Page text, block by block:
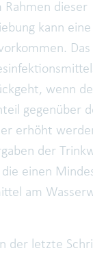
Rahmen dieser
kann
wenn
gegenüber
erhöht
der
einen
am
der letzte